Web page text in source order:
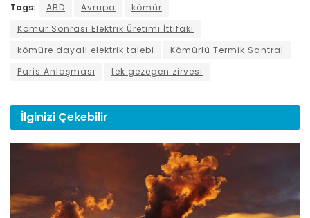
Tags: ABD Avrupa
kömür
Kömür Sonrası Elektrik Üretimi İttifakı
kömüre dayalı elektrik talebi
Kömürlü Termik Santral
Paris Anlaşması
tek gezegen zirvesi
İlginizi Çekebilir